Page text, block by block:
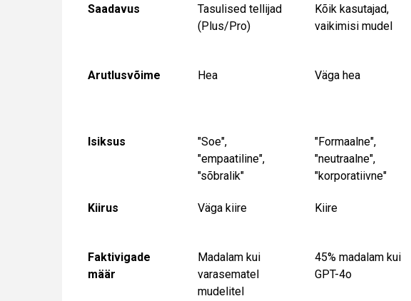
Saadavus
Tasulised tellijad
(Plus/Pro)
Kõik kasutajad,
vaikimisi mudel
Arutlusvõime Hea Väga hea
Isiksus
"Soe",
"empaatiline",
"sõbralik"
"Formaalne",
"neutraalne",
"korporatiivne"
Kiirus Väga kiire Kiire
Faktivigade
määr
Madalam kui
varasematel
mudelitel
45% madalam kui
GPT-4o